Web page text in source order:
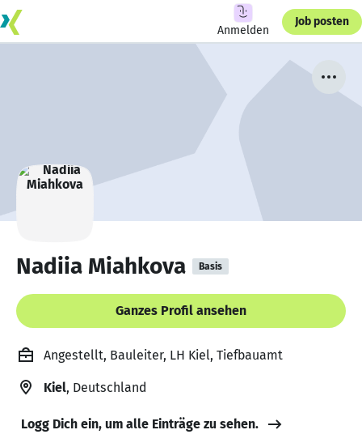
Anmelden
Job posten
Nadiia Miahkova Basis
Ganzes Profil ansehen
Angestellt, Bauleiter, LH Kiel, Tiefbauamt
Kiel, Deutschland
Logg Dich ein, um alle Einträge zu sehen.